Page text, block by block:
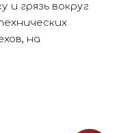
и грязь вокруг
на